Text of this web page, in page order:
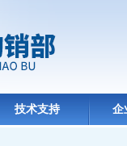
技术支持 企